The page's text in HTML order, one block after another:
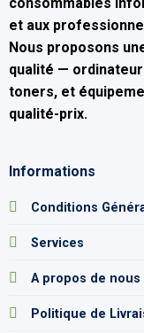
et aux
Nous proposons
qualité —
toners, et
qualité-prix.
Informations
Conditions
Services
A propos de nous
Politique de